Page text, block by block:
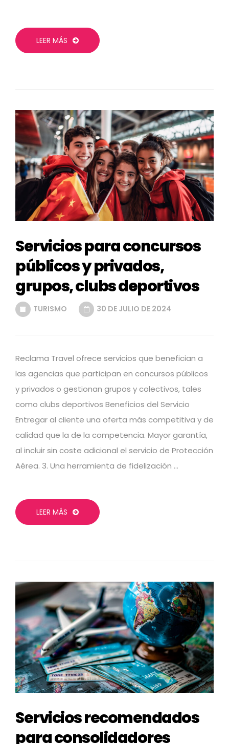
LEER MÁS
Servicios para concursos
públicos y privados,
grupos, clubs deportivos
TURISMO 30 DE JULIO DE 2024
Reclama Travel ofrece servicios que benefician a
las agencias que participan en concursos públicos
y privados o gestionan grupos y colectivos, tales
como clubs deportivos Beneficios del Servicio
Entregar al cliente una oferta más competitiva y de
calidad que la de la competencia. Mayor garantía,
al incluir sin coste adicional el servicio de Protección
Aérea. 3. Una herramienta de fidelización …
LEER MÁS
Servicios recomendados
para consolidadores